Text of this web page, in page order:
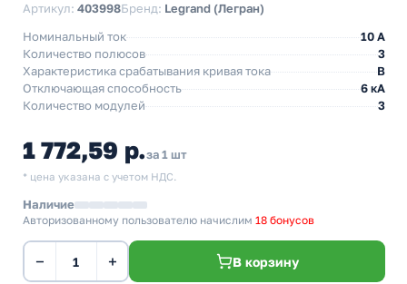
Артикул: 403998Бренд: Legrand (Легран)
Номинальный ток
10 A
Количество полюсов
3
Характеристика срабатывания кривая тока
B
Отключающая способность
6 кА
Количество модулей
3
1 772,59 р.за 1 шт
* цена указана с учетом НДС.
Наличие
Авторизованному пользователю начислим 18 бонусов
− + В корзину